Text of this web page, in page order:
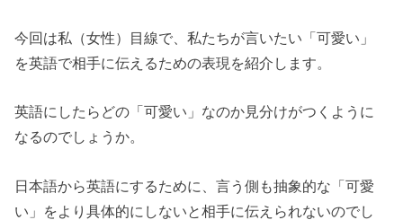
今回は私（女性）目線で、私たちが言いたい「可愛い」
を英語で相手に伝えるための表現を紹介します。
英語にしたらどの「可愛い」なのか見分けがつくように
なるのでしょうか。
日本語から英語にするために、言う側も抽象的な「可愛
い」をより具体的にしないと相手に伝えられないのでし